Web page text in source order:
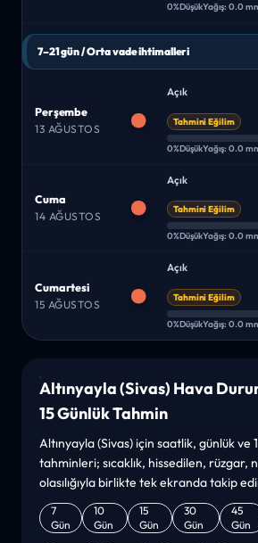
0%DüşükYağış: 0.0
7–21 gün / Orta vade ihtimalleri
Perşembe
13 AĞUSTOS
Açık
Tahmini Eğilim
0%DüşükYağış: 0.0
Cuma
14 AĞUSTOS
Açık
Tahmini Eğilim
0%DüşükYağış: 0.0
Cumartesi
15 AĞUSTOS
Açık
Tahmini Eğilim
0%DüşükYağış: 0.0
Altınyayla (Sivas) Hava
15 Günlük Tahmin
Altınyayla (Sivas) için saatlik, günlük ve
tahminleri; sıcaklık, hissedilen, rüzgar,
olasılığıyla birlikte tek ekranda takip
7
Gün
10
Gün
15
Gün
30
Gün
45
Gün